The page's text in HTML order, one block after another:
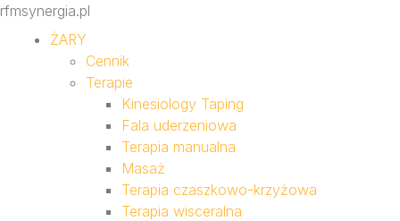
rfmsynergia.pl
ŻARY
Cennik
Terapie
Kinesiology Taping
Fala uderzeniowa
Terapia manualna
Masaż
Terapia czaszkowo-krzyżowa
Terapia wisceralna